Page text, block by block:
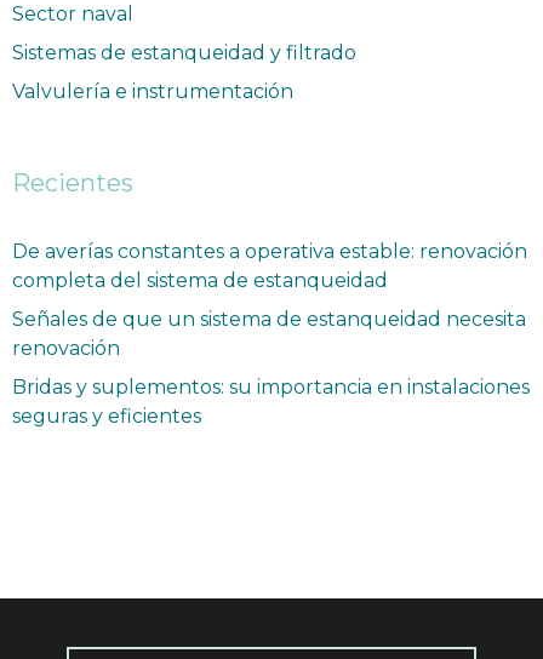
Sector naval
Sistemas de estanqueidad y filtrado
Valvulería e instrumentación
Recientes
De averías constantes a operativa estable: renovación
completa del sistema de estanqueidad
Señales de que un sistema de estanqueidad necesita
renovación
Bridas y suplementos: su importancia en instalaciones
seguras y eficientes